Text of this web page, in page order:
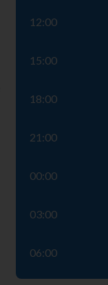
12:00
15:00
18:00
21:00
00:00
03:00
06:00